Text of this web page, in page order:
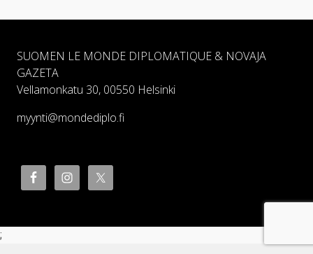
SUOMEN LE MONDE DIPLOMATIQUE & NOVAJA
GAZETA
Vellamonkatu 30, 00550 Helsinki
myynti@mondediplo.fi
;